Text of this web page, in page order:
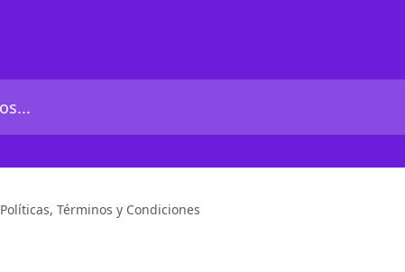
Políticas, Términos y Condiciones